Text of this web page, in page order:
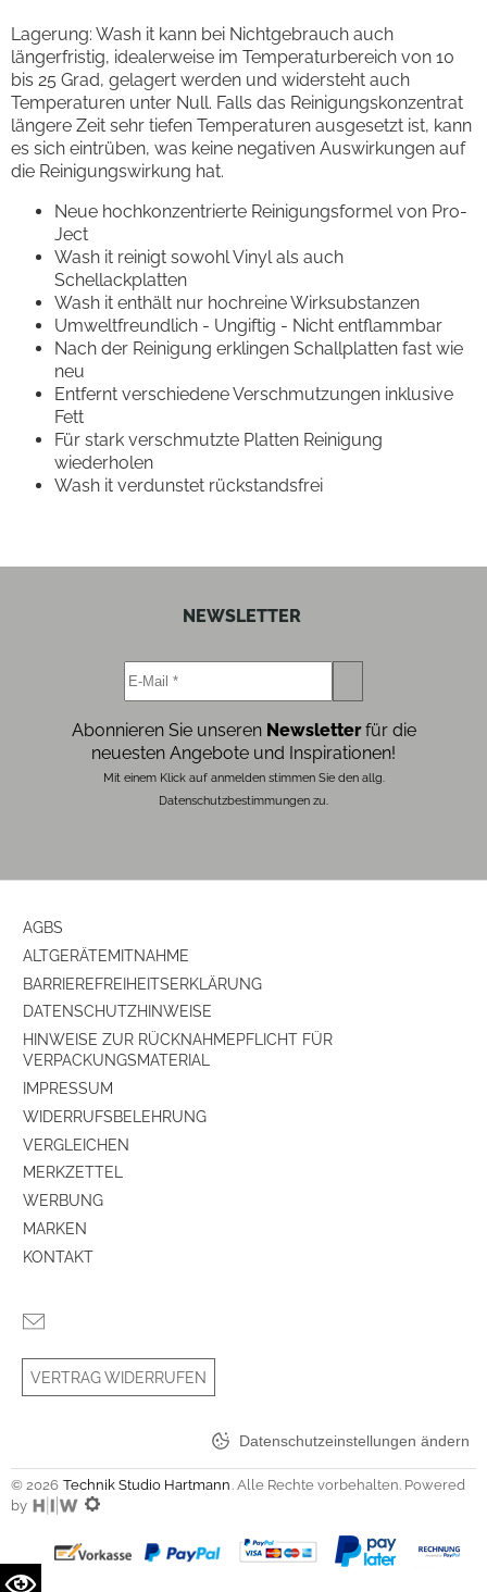
Lagerung: Wash it kann bei Nichtgebrauch auch
längerfristig, idealerweise im Temperaturbereich von 10
bis 25 Grad, gelagert werden und widersteht auch
Temperaturen unter Null. Falls das Reinigungskonzentrat
längere Zeit sehr tiefen Temperaturen ausgesetzt ist, kann
es sich eintrüben, was keine negativen Auswirkungen auf
die Reinigungswirkung hat.
Neue hochkonzentrierte Reinigungsformel von Pro-
Ject
Wash it reinigt sowohl Vinyl als auch
Schellackplatten
Wash it enthält nur hochreine Wirksubstanzen
Umweltfreundlich - Ungiftig - Nicht entflammbar
Nach der Reinigung erklingen Schallplatten fast wie
neu
Entfernt verschiedene Verschmutzungen inklusive
Fett
Für stark verschmutzte Platten Reinigung
wiederholen
Wash it verdunstet rückstandsfrei
NEWSLETTER
Abonnieren Sie unseren Newsletterfür die
neuesten Angebote und Inspirationen!
Mit einem Klick auf anmelden stimmen Sie den allg.
Datenschutzbestimmungen zu.
AGBS
ALTGERÄTEMITNAHME
BARRIEREFREIHEITSERKLÄRUNG
DATENSCHUTZHINWEISE
HINWEISE ZUR RÜCKNAHMEPFLICHT FÜR
VERPACKUNGSMATERIAL
IMPRESSUM
WIDERRUFSBELEHRUNG
VERGLEICHEN
MERKZETTEL
WERBUNG
MARKEN
KONTAKT
VERTRAG WIDERRUFEN
Datenschutzeinstellungen ändern
© 2026 Technik Studio Hartmann . Alle Rechte vorbehalten. Powered
by